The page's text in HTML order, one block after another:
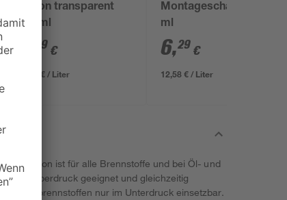
Silikon transparent
280 ml
49 €
12,46 € / Liter
Montageschaum 500
ml
6,29 €
12,58 € / Liter
ist für alle Brennstoffe und bei Öl- und
im Überdruck geeignet und gleichzeitig
Festbrennstoffen nur im Unterdruck einsetzbar.